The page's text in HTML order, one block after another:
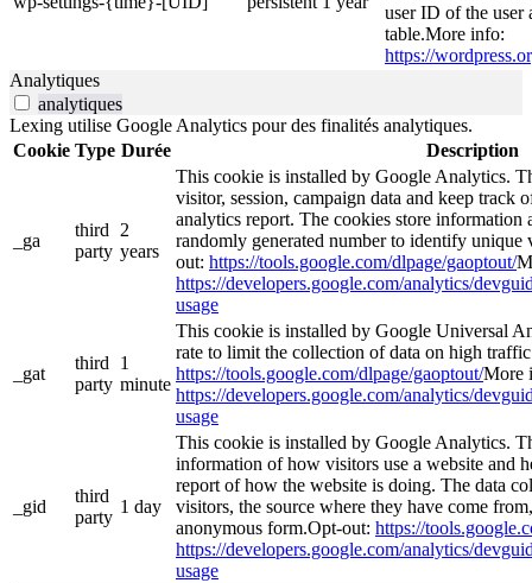
user ID of the user
table.More info:
https://
Analytiques
analytiques
Lexing utilise Google Analytics pour des finalités analytiques.
Cookie Type Durée Description
_ga
third
party
2
years
This cookie is installed by Google Analytics.
visitor, session, campaign data and keep track
analytics report. The cookies store information
randomly generated number to identify unique
out: https://tools.google.com/dlpage/gaoptout/
https://developers.google.com/analytics/
usage
_gat
third
party
1
minute
This cookie is installed by Google Universal
rate to limit the collection of data on high
https://tools.google.com/dlpage/gaoptout/More
https://developers.google.com/analytics/
usage
_gid
third
party
1 day
This cookie is installed by Google Analytics.
information of how visitors use a website and
report of how the website is doing. The data
visitors, the source where they have come
anonymous form.Opt-out: https://
https://developers.google.com/analytics/
usage